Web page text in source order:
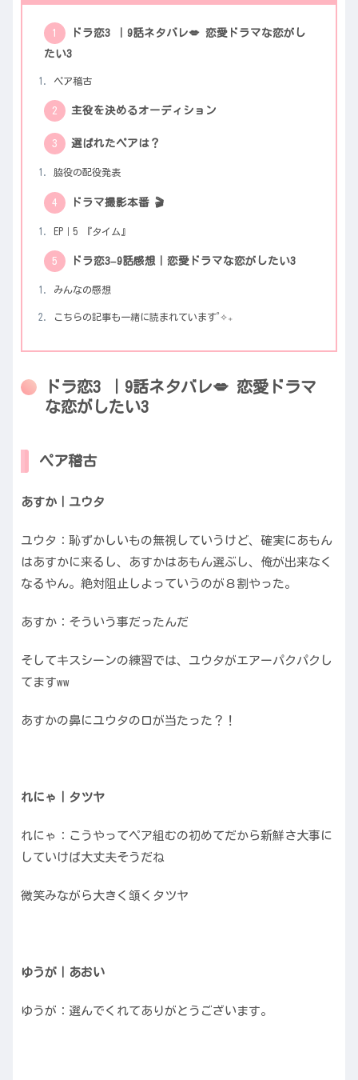
ドラ恋3 ｜9話ネタバレ💋 恋愛ドラマな恋がし
たい3
ペア稽古
主役を決めるオーディション
選ばれたペアは？
脇役の配役発表
ドラマ撮影本番 🎬
EP｜5 『タイム』
ドラ恋3–9話感想｜恋愛ドラマな恋がしたい3
みんなの感想
こちらの記事も一緒に読まれています˚✧₊
ドラ恋3 ｜9話ネタバレ💋 恋愛ドラマ
な恋がしたい3
ペア稽古
あすか｜ユウタ
ユウタ：恥ずかしいもの無視していうけど、確実にあもん
はあすかに来るし、あすかはあもん選ぶし、俺が出来なく
なるやん。絶対阻止しよっていうのが８割やった。
あすか：そういう事だったんだ
そしてキスシーンの練習では、ユウタがエアーパクパクし
てますww
あすかの鼻にユウタの口が当たった？！
れにゃ｜タツヤ
れにゃ：こうやってペア組むの初めてだから新鮮さ大事に
していけば大丈夫そうだね
微笑みながら大きく頷くタツヤ
ゆうが｜あおい
ゆうが：選んでくれてありがとうございます。